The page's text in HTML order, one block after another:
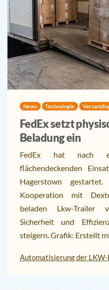
News Technologie
FedEx setzt
Beladung ein
FedEx hat nach
flächendeckenden
Hagerstown
Kooperation mit
beladen Lkw-Trailer
Sicherheit und
steigern. Grafik: Erstellt
Automatisierung der